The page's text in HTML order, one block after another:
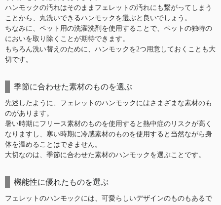
ハンモックの汚れはそのままフェレットの汚れにも繋がってしまう
ことから、丸洗いできるハンモックを選ぶと良いでしょう。
ちなみに、ペット用の洗濯洗剤を使用することで、ペットの独特の
においを取り除くことが期待できます。
もちろん洗い替えのために、ハンモックを2つ用意しておくことも大
切です。
季節に合わせた素材のものを選ぶ
先述したように、フェレットのハンモックにはさまざまな素材のも
のがあります。
暑い時期にフリース素材のものを使用すると熱中症のリスクが高く
なりますし、寒い時期に冷感素材のものを使用すると当然ながら身
体を温めることはできません。
大切なのは、季節に合わせた素材のハンモックを選ぶことです。
機能性に優れたものを選ぶ
フェレットのハンモックには、可愛らしいデザインのものもあるで